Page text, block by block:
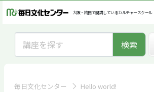
大阪・梅田で開講しているカルチャースクール
検索
毎日文化センター Hello world!